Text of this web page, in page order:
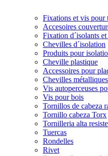
Fixations et vis pour
Accesoires
Fixation d´isolants
Chevilles d´isolation
Produits pour
Cheville plastique
Accessoires pour
Chevilles métalliques
Vis autoperceuses
Vis pour bois
Tornillos de cabeza
Tornillo cabeza Torx
Tornilleria alta
Tuercas
Rondelles
Rivet